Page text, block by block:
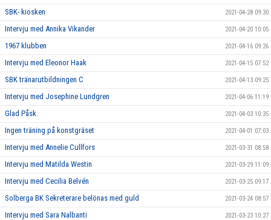
SBK- kiosken 2021-04-28 09:30
Intervju med Annika Vikander 2021-04-20 10:05
1967 klubben 2021-04-16 09:26
Intervju med Eleonor Haak 2021-04-15 07:52
SBK tränarutbildningen C 2021-04-13 09:25
Intervju med Josephine Lundgren 2021-04-06 11:19
Glad Påsk 2021-04-03 10:35
Ingen träning på konstgräset 2021-04-01 07:03
Intervju med Annelie Cullfors 2021-03-31 08:58
Intervju med Matilda Westin 2021-03-29 11:09
Intervju med Cecilia Belvén 2021-03-25 09:17
Solberga BK Sekreterare belönas med guld 2021-03-24 08:57
Intervju med Sara Nalbanti 2021-03-23 10:27